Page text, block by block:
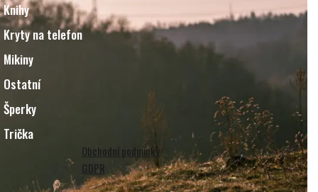
Knihy
Kryty na telefon
Mikiny
Ostatní
Šperky
Trička
Obchodní podmínky
GDPR